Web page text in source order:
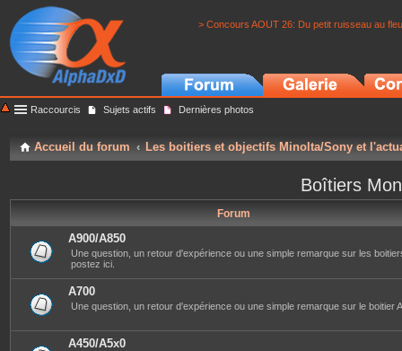
> Concours AOUT 26: Du petit ruisseau au
Raccourcis Sujets actifs Dernières photos
Accueil du forum Les boitiers et objectifs Minolta/Sony et
Boîtiers
Forum
A900/A850
Une question, un retour d'expérience ou une simple remarque sur les
postez ici.
A700
Une question, un retour d'expérience ou une simple remarque sur le boitier
A450/A5x0